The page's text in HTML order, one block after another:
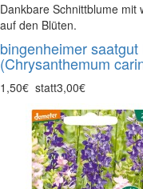
Dankbare Schnittblume
auf den Blüten.
bingenheimer
(Chrysanthemum
1,50€ statt3,00€